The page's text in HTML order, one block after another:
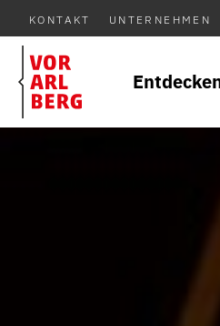
KONTAKT UNTERNEHMEN